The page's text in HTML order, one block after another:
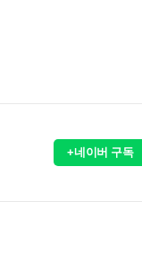
+네이버 구독